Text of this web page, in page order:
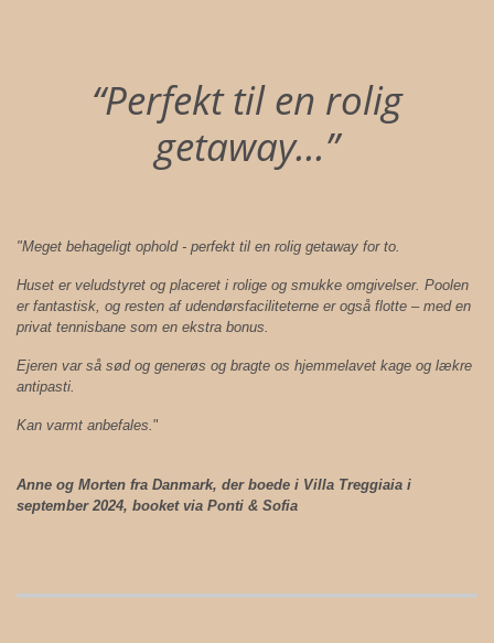
“Perfekt til en rolig
getaway...”
"Meget behageligt ophold - perfekt til en rolig getaway for to.
Huset er veludstyret og placeret i rolige og smukke omgivelser. Poolen
er fantastisk, og resten af udendørsfaciliteterne er også flotte – med en
privat tennisbane som en ekstra bonus.
Ejeren var så sød og generøs og bragte os hjemmelavet kage og lækre
antipasti.
Kan varmt anbefales."
Anne og Morten fra Danmark, der boede i Villa Treggiaia i
september 2024, booket via Ponti & Sofia